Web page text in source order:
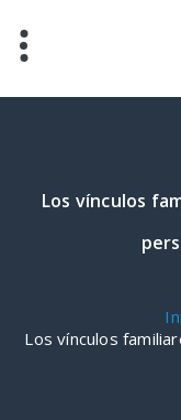
contenido
Los vínculos
Los vínculos